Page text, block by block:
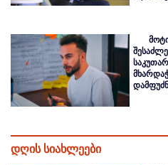
დღის სიახლეები